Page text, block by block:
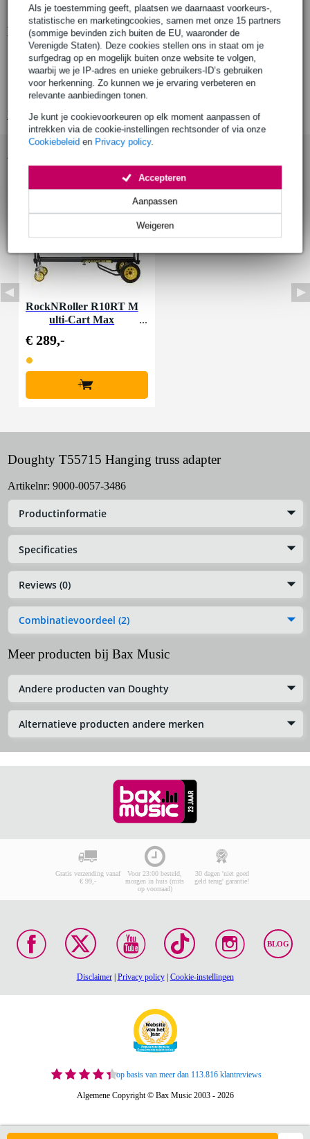
Als je toestemming geeft, plaatsen we daarnaast voorkeurs-,
statistische en marketingcookies, samen met onze 15 partners
(sommige bevinden zich buiten de EU, waaronder de
Verenigde Staten). Deze cookies stellen ons in staat om je
surfgedrag op en mogelijk buiten onze website te volgen,
waarbij we je IP-adres en unieke gebruikers-ID’s gebruiken
voor herkenning. Zo kunnen we je ervaring verbeteren en
relevante aanbiedingen tonen.
Je kunt je cookievoorkeuren op elk moment aanpassen of
intrekken via de cookie-instellingen rechtsonder of via onze
Cookiebeleid en Privacy policy.
Weigeren
Aanpassen
Accepteren
Productinformatie
Doughty T55715
hanging truss adaptor
draagvermogen: 500 kg
Bekijk alle productspecificaties
RockNRoller R10RT M
ulti-Cart Max
€ 289,-
+
Doughty T55715 Hanging truss adapter
Artikelnr: 9000-0057-3486
Productinformatie
Specificaties
Reviews (0)
Combinatievoordeel (2)
Meer producten bij Bax Music
Andere producten van Doughty
Alternatieve producten andere merken
Gratis verzending vanaf
€ 99,-
Voor 23:00 besteld,
morgen in huis (mits
op voorraad)
30 dagen 'niet goed
geld terug' garantie!
BLOG
Disclaimer| Privacy policy| Cookie-instellingen
op basis van meer dan 113.816 klantreviews
Algemene Copyright © Bax Music 2003 - 2026